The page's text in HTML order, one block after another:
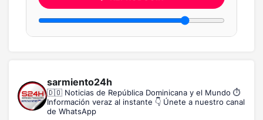
sarmiento24h
🇩🇴 Noticias de República Dominicana y el Mundo ⏱️
Información veraz al instante 👇 Únete a nuestro canal
de WhatsApp